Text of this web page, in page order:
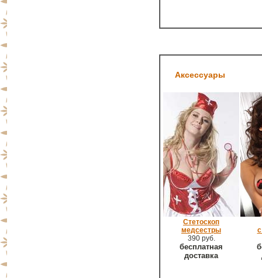
Аксессуары
Стетоскоп
медсестры
390 руб.
бесплатная
доставка